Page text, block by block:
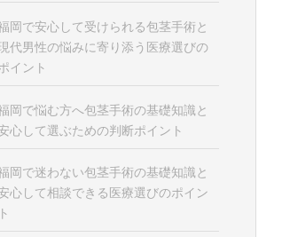
岡で安心して受けられる包茎手術と
代男性の悩みに寄り添う医療選びの
イント
岡で悩む方へ包茎手術の基礎知識と
心して選ぶための判断ポイント
岡で迷わない包茎手術の基礎知識と
心して相談できる医療選びのポイン
ト